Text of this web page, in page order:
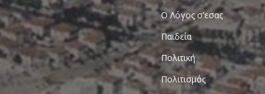
Ο Λόγος σ'εσας
Παιδεία
Πολιτική
Πολιτισμός